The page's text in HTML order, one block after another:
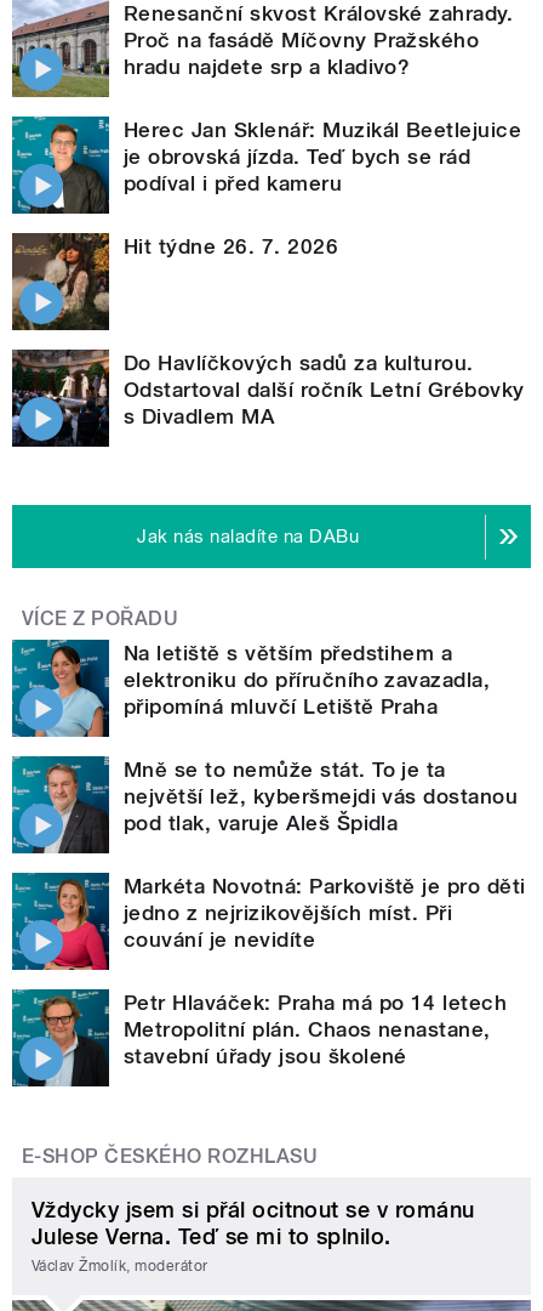
Renesanční skvost Královské zahrady.
Proč na fasádě Míčovny Pražského
hradu najdete srp a kladivo?
Herec Jan Sklenář: Muzikál Beetlejuice
je obrovská jízda. Teď bych se rád
podíval i před kameru
Hit týdne 26. 7. 2026
Do Havlíčkových sadů za kulturou.
Odstartoval další ročník Letní Grébovky
s Divadlem MA
Jak nás naladíte na DABu
VÍCE Z POŘADU
Na letiště s větším předstihem a
elektroniku do příručního zavazadla,
připomíná mluvčí Letiště Praha
Mně se to nemůže stát. To je ta
největší lež, kyberšmejdi vás dostanou
pod tlak, varuje Aleš Špidla
Markéta Novotná: Parkoviště je pro děti
jedno z nejrizikovějších míst. Při
couvání je nevidíte
Petr Hlaváček: Praha má po 14 letech
Metropolitní plán. Chaos nenastane,
stavební úřady jsou školené
E-SHOP ČESKÉHO ROZHLASU
Vždycky jsem si přál ocitnout se v románu
Julese Verna. Teď se mi to splnilo.
Václav Žmolík, moderátor